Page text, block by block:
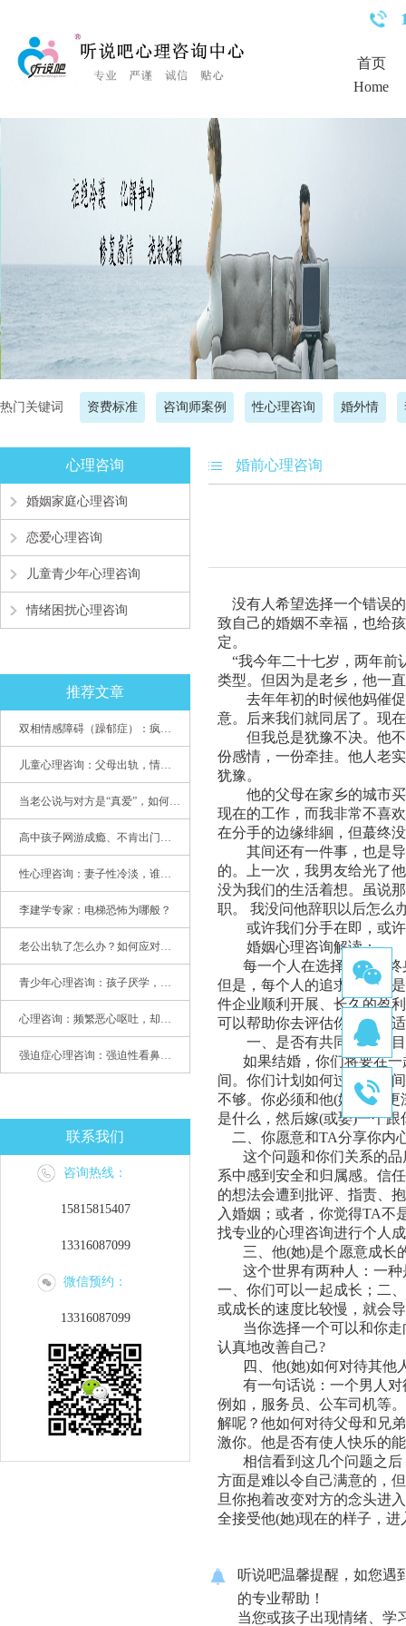
首页
Home
热门关键词 资费标准 咨询师案例 性心理咨询 婚外情
心理咨询
婚姻家庭心理咨询
恋爱心理咨询
儿童青少年心理咨询
情绪困扰心理咨询
推荐文章
双相情感障碍（躁郁症）：疯子如何走向天才
儿童心理咨询：父母出轨，情感混乱孩子内心的隐秘
当老公说与对方是“真爱”，如何挽救婚姻？(始篇)
高中孩子网游成瘾、不肯出门，家长该怎么办？
性心理咨询：妻子性冷淡，谁之过
李建学专家：电梯恐怖为哪般？
老公出轨了怎么办？如何应对老公出轨？——婚姻心理专家为您支招
青少年心理咨询：孩子厌学，整天沉迷手机，网络成瘾，怎么办?
心理咨询：频繁恶心呕吐，却无身体异常
强迫症心理咨询：强迫性看鼻尖，害我无法学习
联系我们
咨询热线：
15815815407
13316087099
微信预约：
13316087099
婚前心理咨询
没有人希望选择一个错误
致自己的婚姻不幸福，也给
定。
“我今年二十七岁， 两年前
类型。但 因为是老乡，他一
去年年初的时候他妈催
意。
后来我们就同居了。 现
但我总是犹豫不决。他
份感情，一份牵挂。他人老
犹豫。
他的父母在家乡的城市
现在的工作， 而我非常不喜
在分手的边缘绯絗 ， 但蕞终
其间还有一件事，也是
的。上一次 ，我男友给光了
没为我们的生活着想。虽说
职。 我没问他辞职以后怎么
或许我们分手在即，或许
婚姻心理咨询解读：
每一个人在选择自己的
但是，每个人的追求和需要
件企业顺利开展、长久的盈
可以帮助你去评估你们是否
一 、是否有共同的生活
如果结婚，你们将要在一
间。 你们计划如何过这段时
不够。 你必须和他(她 )分享更
是什么，然后嫁(或娶)一个跟
二
、你愿意和TA分享你内
这个问题和你们关系的品
系中感到安全和归属感。信
的想法会遭到批评、指责、
入婚姻；或者，你觉得TA不
找专业的心理咨询进行个人
三、 他(她)是个愿意成长
这个世界有两种人：一
一、 你们可以一起成长 ；二、
或成长的速度比较慢，就会
当你选择一个可以和你
认真地改善自己?
四、 他(她)如何对待其他
有一句话说：一个男人
例如 ，服务员、公车司机等。
解呢？ 他如何对待父母和兄
激你。 他是否有使人快乐的
相信看到这几个问题之
方面是难以令自己满意的，
旦你抱着改变对方的念头进
全接受他(她)现在的样子， 进
听说吧温馨提醒，如您遇
的专业帮助！
当您或孩子出现情绪、学